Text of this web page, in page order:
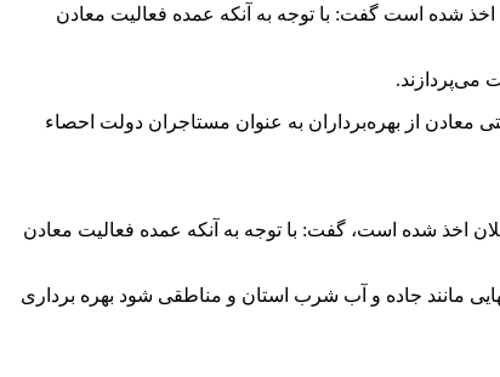
نخست امسال حدود 32 درصد از حقوق دولتی معادن در گیلان اخذ شده است گفت: با توجه به آنکه عمده فعالیت معادن
می‌پردازند.
معادن از بهره‌برداران به عنوان مستاجران دولت احصاء
در نیمه نخست امسال هم حدود ۳۲ درصد از حقوق دولتی معادن در گیلان اخذ شده است، گفت: با توجه به آنکه عمده فعالیت معادن
مانند جاده و آب شرب استان و مناطقی شود بهره برداری